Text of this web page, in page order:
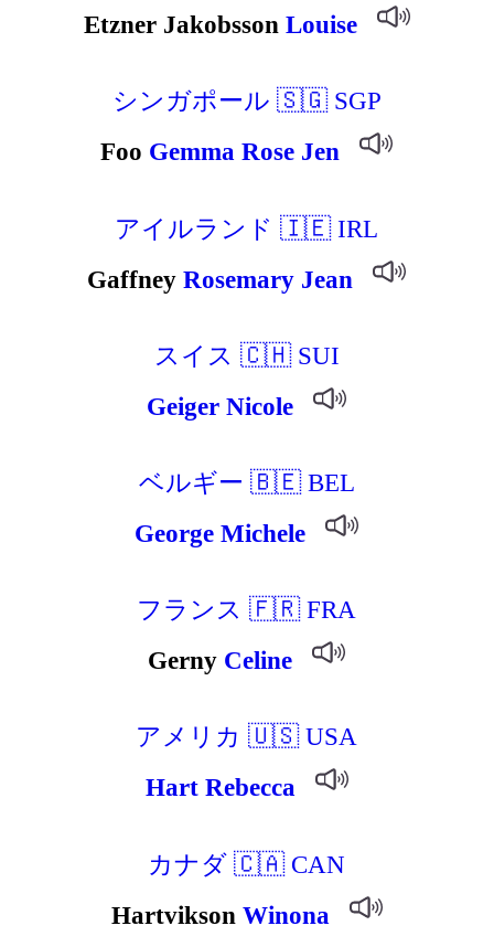
Etzner Jakobsson Louise
シンガポール 🇸🇬 SGP
Foo Gemma Rose Jen
アイルランド 🇮🇪 IRL
GaffneyRosemary Jean
スイス 🇨🇭 SUI
Geiger Nicole
ベルギー 🇧🇪 BEL
George Michele
フランス 🇫🇷 FRA
Gerny Celine
アメリカ 🇺🇸 USA
Hart Rebecca
カナダ 🇨🇦 CAN
Hartvikson Winona